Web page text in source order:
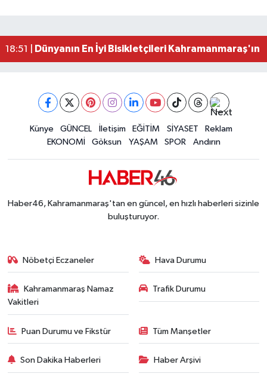
18:51 |
Dünyanın En İyi Bisikletçileri Kahramanmaraş'ın
15:15 |Kahramanmaraş'ta Zehir Tacirlerine Eş Zamanlı
Kahramanmaraş'ta Pazarcık'a 38 Bin Ton
Kahramanmaraş'ta Müzik Dolu Akşam!
14:18 |Konserler Satışları Patlattı! Kahramanmaraş
Kahramanmaraş'ta 45 Milyon TL'lik Yatırım
13:53 |KAFUM'da Rock Gecesi! Zakkum
Kahramanmaraş-Göksun Yolunu Kullananlar
Kahramanmaraş'ın Tarihi Mirası İçin Ankara'da
Künye GÜNCEL İletişim EĞİTİM SİYASET
Reklam
EKONOMİ
Göksun YAŞAM SPOR Andırın
Haber46, Kahramanmaraş'tan en güncel, en hızlı haberleri sizinle
buluşturuyor.
Nöbetçi Eczaneler Hava Durumu
Kahramanmaraş Namaz
Vakitleri
Trafik Durumu
Puan Durumu ve Fikstür Tüm Manşetler
Son Dakika Haberleri Haber Arşivi